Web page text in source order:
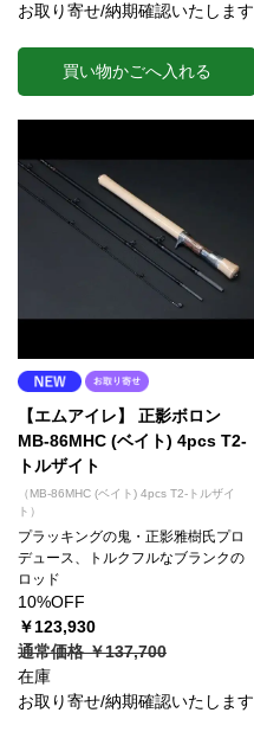
お取り寄せ/納期確認いたします
買い物かごへ入れる
【エムアイレ】 正影ボロン
MB-86MHC (ベイト) 4pcs T2-
トルザイト
（MB-86MHC (ベイト) 4pcs T2-トルザイ
ト）
プラッキングの鬼・正影雅樹氏プロ
デュース、トルクフルなブランクの
ロッド
10%OFF
￥123,930
通常価格 ￥137,700
在庫
お取り寄せ/納期確認いたします